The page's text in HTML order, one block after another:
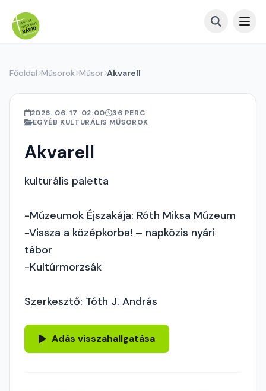
Főoldal Műsorok Műsor Akvarell
2026. 06. 17. 02:00
36 PERC
EGYÉB KULTURÁLIS MŰSOROK
Akvarell
kulturális paletta
-Múzeumok Éjszakája: Róth Miksa Múzeum
-Vissza a középkorba! – napközis nyári
tábor
-Kultúrmorzsák
Szerkesztő: Tóth J. András
Adás visszahallgatása